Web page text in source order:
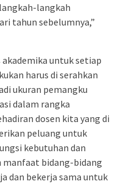
langkah
tahun sebelumnya,”
untuk setiap
harus di serahkan
ukuran pemangku
dalam rangka
dosen kita yang di
peluang untuk
kebutuhan dan
bidang-bidang
dan bekerja sama untuk